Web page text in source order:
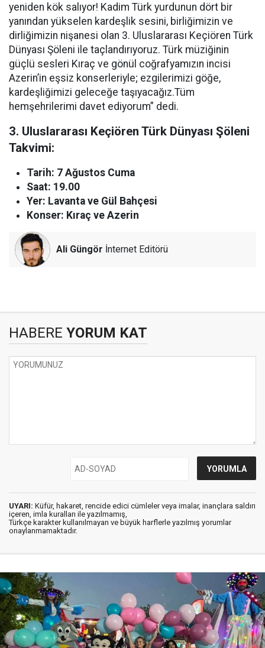
yeniden kök salıyor! Kadim Türk yurdunun dört bir
yanından yükselen kardeşlik sesini, birliğimizin ve
dirliğimizin nişanesi olan 3. Uluslararası Keçiören Türk
Dünyası Şöleni ile taçlandırıyoruz. Türk müziğinin
güçlü sesleri Kıraç ve gönül coğrafyamızın incisi
Azerin’in eşsiz konserleriyle; ezgilerimizi göğe,
kardeşliğimizi geleceğe taşıyacağız.Tüm
hemşehrilerimi davet ediyorum” dedi.
3. Uluslararası Keçiören Türk Dünyası Şöleni
Takvimi:
Tarih: 7 Ağustos Cuma
Saat: 19.00
Yer: Lavanta ve Gül Bahçesi
Konser: Kıraç ve Azerin
Ali Güngör İnternet Editörü
HABERE YORUM KAT
UYARI: Küfür, hakaret, rencide edici cümleler veya imalar, inançlara saldırı
içeren, imla kuralları ile yazılmamış,
Türkçe karakter kullanılmayan ve büyük harflerle yazılmış yorumlar
onaylanmamaktadır.